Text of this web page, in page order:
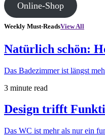
Online-Shop
Weekly Must-ReadsView All
Natürlich schön:
Das Badezimmer ist längst
3 minute read
Design trifft
Das WC ist mehr als nur ein